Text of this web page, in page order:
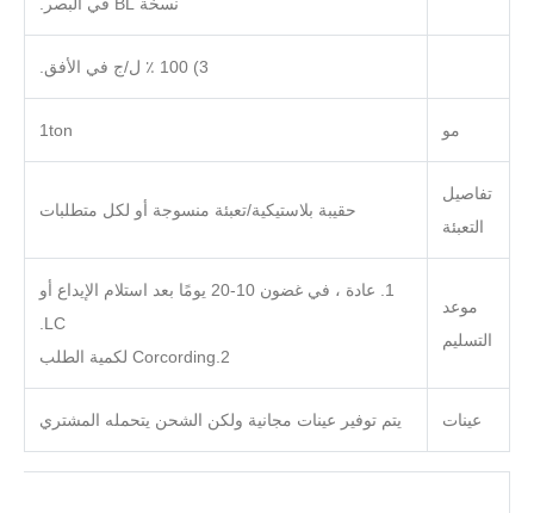
3) 100 ٪ ل/ج في الأفق.
مو 1ton
تفاصيل
التعبئة
حقيبة بلاستيكية/تعبئة منسوجة أو لكل متطلبات
موعد
التسليم
1. عادة ، في غضون 10-20 يومًا بعد استلام الإيداع أو
LC.
2.Corcording لكمية الطلب
عينات يتم توفير عينات مجانية ولكن الشحن يتحمله المشتري